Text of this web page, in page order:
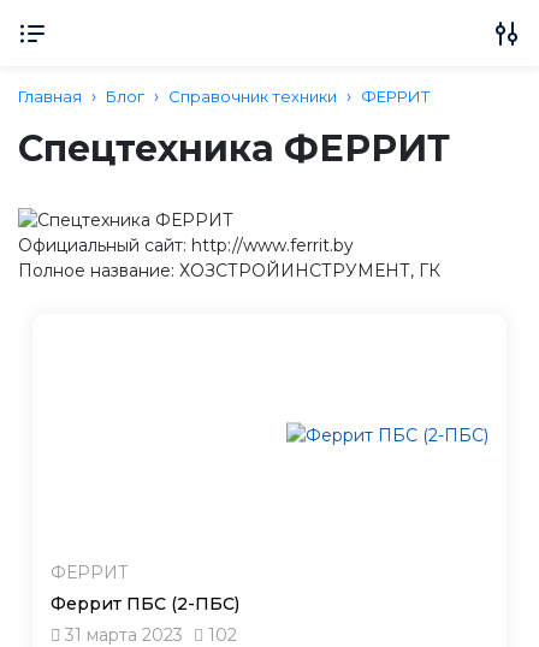
Главная Блог Справочник техники ФЕРРИТ
Спецтехника ФЕРРИТ
Официальный сайт: http://www.ferrit.by
Полное название: ХОЗСТРОЙИНСТРУМЕНТ, ГК
ФЕРРИТ
Феррит ПБС (2-ПБС)
31 марта 2023
102